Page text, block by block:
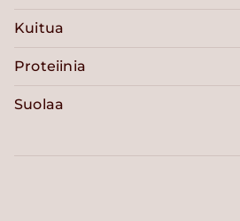
Kuitua
Proteiinia
Suolaa